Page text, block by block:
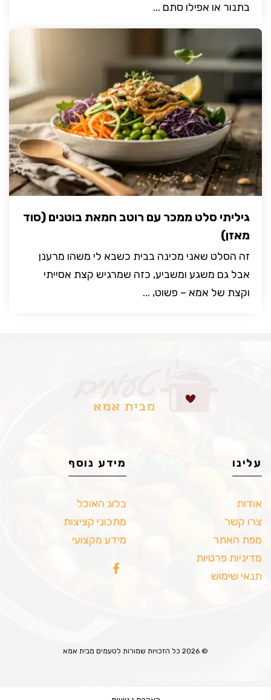
בתנור או אפילו סתם ...
גיליתי סלט ממכר עם רוטב חמאת בוטנים (סוד
מאזן)
זה הסלט שאני מכינה בבית כשבא לי משהו מרענן
אבל גם משגע ומשביע, כזה שמרגיש קצת אסייתי
וקצת של אמא – פשוט, ...
עלינו
אודות
צרו קשר
מפת האתר
מדיניות פרטיות
תנאי שימוש
מידע נוסף
בלוג האוכל
מתכוני קציצות
מידע מקצועי
© 2026 כל הזכויות שמורות לטעמים מבית אמא